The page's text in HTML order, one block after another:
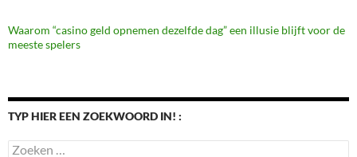
Waarom “casino geld opnemen dezelfde dag” een illusie blijft voor de
meeste spelers
TYP HIER EEN ZOEKWOORD IN! :
Zoeken